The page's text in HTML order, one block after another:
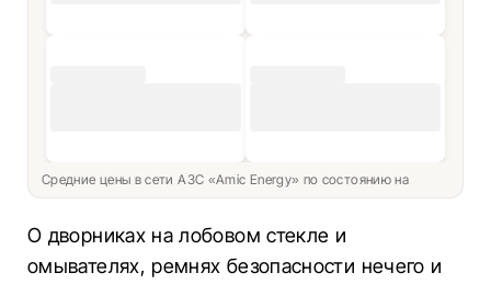
Средние цены в сети АЗС «Amic Energy» по состоянию на
О дворниках на лобовом стекле и
омывателях, ремнях безопасности нечего и